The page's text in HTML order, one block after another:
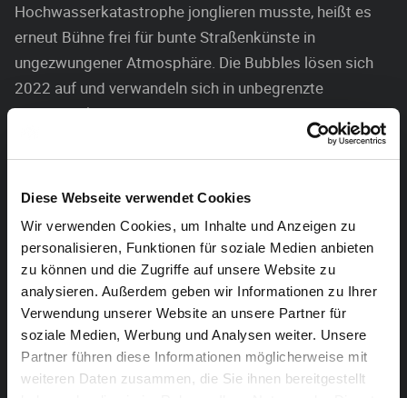
Diese Webseite verwendet Cookies
Wir verwenden Cookies, um Inhalte und Anzeigen zu
personalisieren, Funktionen für soziale Medien anbieten
zu können und die Zugriffe auf unsere Website zu
analysieren. Außerdem geben wir Informationen zu Ihrer
Verwendung unserer Website an unsere Partner für
soziale Medien, Werbung und Analysen weiter. Unsere
Partner führen diese Informationen möglicherweise mit
weiteren Daten zusammen, die Sie ihnen bereitgestellt
Hochwasserkatastrophe jonglieren musste, heißt es
erneut Bühne frei für bunte Straßenkünste in
ungezwungener Atmosphäre. Die Bubbles lösen sich
2022 auf und verwandeln sich in unbegrenzte
Zuschauerkapazitäten.
Den musikalischen Auftakt am Freitagabend, den 19.
Moderne und traditionelle Weltmusik europäischer und
afrikanischer Herkunft sowie ein tanzbares DJ-Set
stehen auf dem Programm. Am Samstag, den 20.
August und am Sonntag, den 21. August ist
Straßentheater in Hülle und Fülle angesagt: Seiltanz,
Luftakrobatik, Chinesischer Mast, Jonglage und
Humor. Verrückte Walk-Acts und magische Festival-
Deko werden bei HAASte Töne?! auch in diesem Jahr